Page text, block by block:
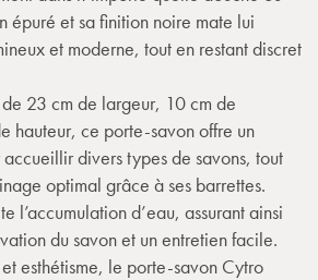
épuré et sa finition noire mate lui
et moderne, tout en restant discret
23 cm de largeur, 10 cm de
hauteur, ce porte-savon offre un
divers types de savons, tout
optimal grâce à ses barrettes.
l’accumulation d’eau, assurant ainsi
du savon et un entretien facile.
esthétisme, le porte-savon Cytro